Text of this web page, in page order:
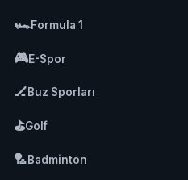
🏎️Formula 1
🎮E-Spor
🏒Buz Sporları
⛳Golf
🏸Badminton